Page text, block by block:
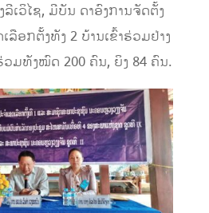
ເວິໄຊ, ມີບັນ ດາອົງການຈັດຕັ້ງ
ອກຕັ້ງທັງ 2 ບ້ານເຂົ້າຮ່ວມຢ່າງ
ມທັງໝົດ 200 ຄົນ, ຍິງ 84 ຄົນ.